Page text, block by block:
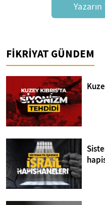
Yazarın
FİKRİYAT GÜNDEM